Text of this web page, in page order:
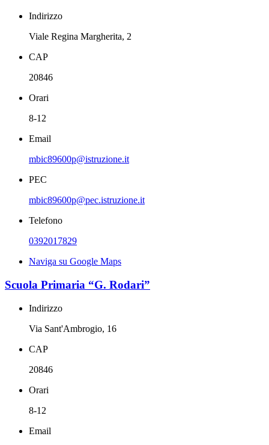
Indirizzo
Viale Regina Margherita, 2
CAP
20846
Orari
8-12
Email
mbic89600p@istruzione.it
PEC
mbic89600p@pec.istruzione.it
Telefono
0392017829
Naviga su Google Maps
Scuola Primaria “G. Rodari”
Indirizzo
Via Sant'Ambrogio, 16
CAP
20846
Orari
8-12
Email